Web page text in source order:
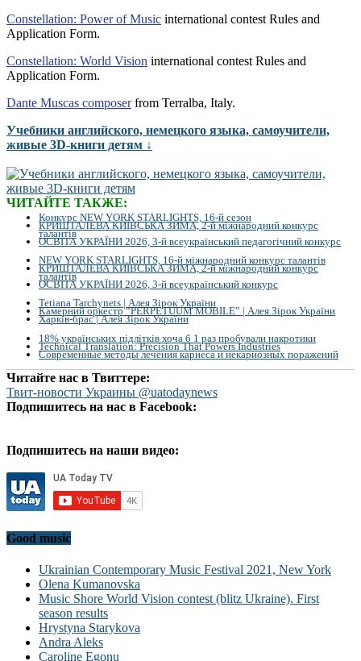
Constellation: Power of Music international contest Rules and
Application Form.
Constellation: World Vision international contest Rules and
Application Form.
Dante Muscas composerfrom Terralba, Italy.
Учебники английского, немецкого языка, самоучители,
живые 3D-книги детям ↓
ЧИТАЙТЕ ТАКЖЕ:
Конкурс NEW YORK STARLIGHTS, 16-й сезон
КРИШТАЛЕВА КИЇВСЬКА ЗИМА, 2-й міжнародний конкурс
талантів
ОСВІТА УКРАЇНИ 2026, 3-й всеукраїнський педагогічний конкурс
NEW YORK STARLIGHTS, 16-й міжнародний конкурс талантів
КРИШТАЛЕВА КИЇВСЬКА ЗИМА, 2-й міжнародний конкурс
талантів
ОСВІТА УКРАЇНИ 2026, 3-й всеукраїнський конкурс
Tetiana Tarchynets | Алея Зірок України
Камерний оркестр “PERPETUUM MOBILE” | Алея Зірок України
Харків-брас | Алея Зірок України
18% українських підлітків хоча б 1 раз пробували накротики
Technical Translation: Precision That Powers Industries
Современные методы лечения кариеса и некариозных поражений
Читайте нас в Твиттере:
Твит-новости Украины @uatodaynews
Подпишитесь на нас в Facebook:
Подпишитесь на наши видео:
Good music
Ukrainian Contemporary Music Festival 2021, New York
Olena Kumanovska
Music Shore World Vision contest (blitz Ukraine). First
season results
Hrystyna Starykova
Andra Aleks
Caroline Egonu